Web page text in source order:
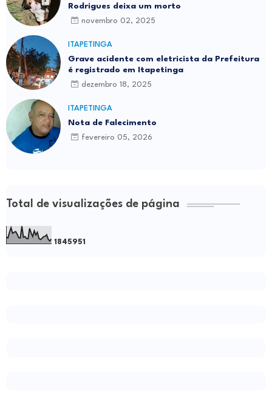
Rodrigues deixa um morto
novembro 02, 2025
ITAPETINGA
Grave acidente com eletricista da Prefeitura
é registrado em Itapetinga
dezembro 18, 2025
ITAPETINGA
Nota de Falecimento
fevereiro 05, 2026
Total de visualizações de página
1 845951